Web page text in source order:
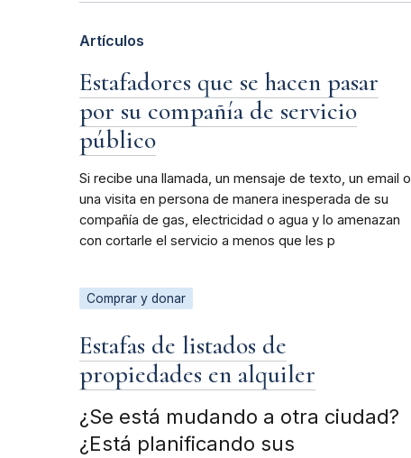
Artículos
Estafadores que se hacen pasar
por su compañía de servicio
público
Si recibe una llamada, un mensaje de texto, un email o
una visita en persona de manera inesperada de su
compañía de gas, electricidad o agua y lo amenazan
con cortarle el servicio a menos que les p
Comprar y donar
Estafas de listados de
propiedades en alquiler
¿Se está mudando a otra ciudad?
¿Está planificando sus